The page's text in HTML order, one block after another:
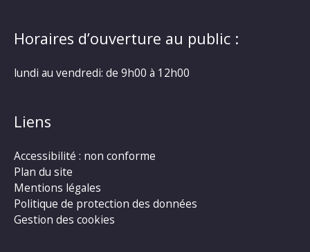
Horaires d’ouverture au public :
lundi au vendredi: de 9h00 à 12h00
Liens
Accessibilité : non conforme
Plan du site
Mentions légales
Politique de protection des données
Gestion des cookies